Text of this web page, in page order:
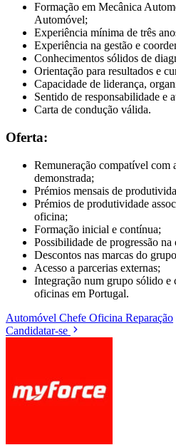
Formação em Mecânica
Automóvel;
Experiência mínima de três
Experiência na gestão e
Conhecimentos sólidos de
Orientação para resultados e
Capacidade de liderança,
Sentido de responsabilidade e
Carta de condução válida.
Oferta:
Remuneração compatível com
demonstrada;
Prémios mensais de
Prémios de produtividade
oficina;
Formação inicial e contínua;
Possibilidade de progressão na
Descontos nas marcas do
Acesso a parcerias externas;
Integração num grupo sólido e
oficinas em Portugal.
Automóvel Chefe Oficina Reparação
Candidatar-se